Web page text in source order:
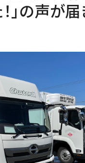
」の声が